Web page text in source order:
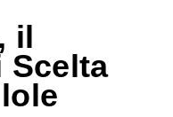
il
Scelta